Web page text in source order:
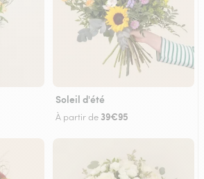
Soleil d'été
À partir de 39€95